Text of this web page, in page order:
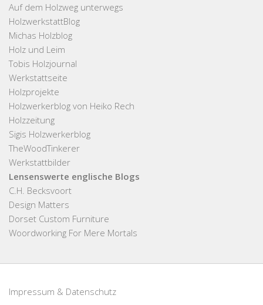
Auf dem Holzweg unterwegs
HolzwerkstattBlog
Michas Holzblog
Holz und Leim
Tobis Holzjournal
Werkstattseite
Holzprojekte
Holzwerkerblog von Heiko Rech
Holzzeitung
Sigis Holzwerkerblog
TheWoodTinkerer
Werkstattbilder
Lensenswerte englische Blogs
C.H. Becksvoort
Design Matters
Dorset Custom Furniture
Woordworking For Mere Mortals
Impressum & Datenschutz